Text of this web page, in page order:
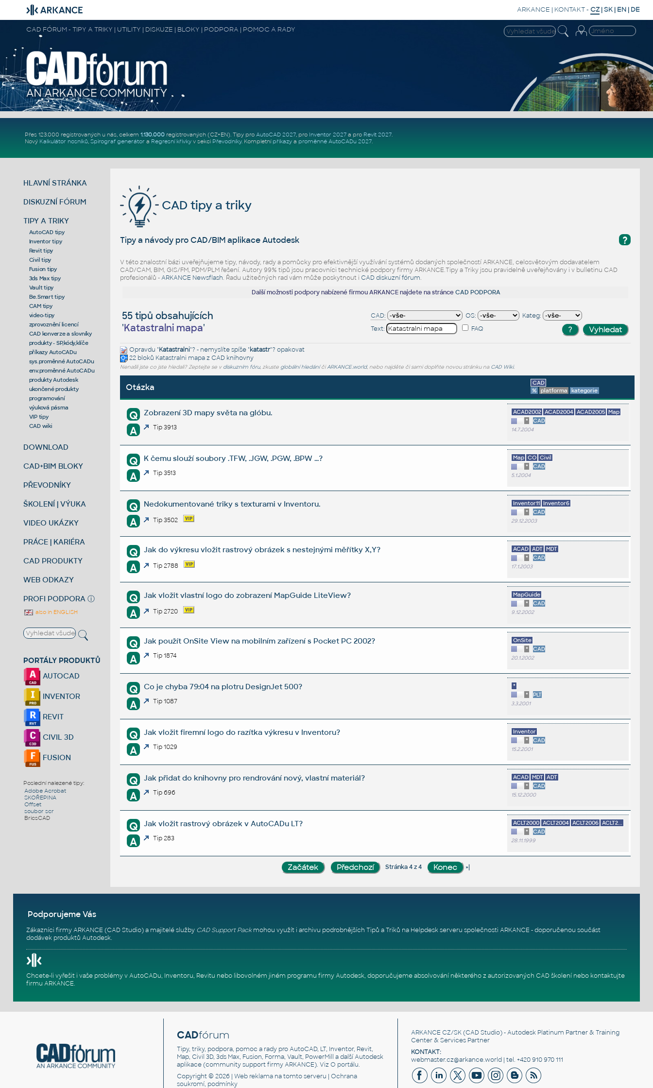
ARKANCE | KONTAKT- CZ |SK | EN | DE
CAD FÓRUM - TIPY A TRIKY | UTILITY | DISKUZE | BLOKY | PODPORA | POMOC A RADY
Přes 123.000 registrovaných u nás, celkem 1.130.000registrovaných (CZ+EN). Tipy pro AutoCAD 2027, pro Inventor 2027a pro Revit 2027.
Nový Kalkulátor nosníků, Spirograf generátor a Regresní křivkyv sekci Převodníky. Kompletní příkazya proměnné AutoCADu 2027.
HLAVNÍ STRÁNKA
DISKUZNÍ FÓRUM
TIPY A TRIKY
AutoCAD tipy
Inventor tipy
Revit tipy
Civil tipy
Fusion tipy
3ds Max tipy
Vault tipy
Be.Smart tipy
CAM tipy
video-tipy
zprovoznění licencí
CAD konverze a slovníky
produkty - SP,kódy,klíče
příkazy AutoCADu
sys.proměnné AutoCADu
env.proměnné AutoCADu
produkty Autodesk
ukončené produkty
programování
výuková pásma
VIP tipy
CAD wiki
DOWNLOAD
CAD+BIM BLOKY
PŘEVODNÍKY
ŠKOLENÍ | VÝUKA
VIDEO UKÁZKY
PRÁCE | KARIÉRA
CAD PRODUKTY
WEB ODKAZY
PROFI PODPORA ⓘ
also in ENGLISH
PORTÁLY PRODUKTŮ
AUTOCAD
INVENTOR
REVIT
CIVIL 3D
FUSION
Poslední nalezené tipy:
Adobe Acrobat
SKOŘEPINA
Offset
soubor scr
BricsCAD
CAD tipy a triky
?
Tipy a návody pro CAD/BIM aplikace Autodesk
V této znalostní bázi uveřejňujeme tipy, návody, rady a pomůcky pro efektivnější využívání systémů dodaných společností ARKANCE, celosvětovým dodavatelem
CAD/CAM, BIM, GIS/FM, PDM/PLM řešení. Autory 99% tipů jsou pracovníci technické podpory firmy ARKANCE.Tipy a Triky jsou pravidelně uveřejňovány i v bulletinu CAD
profesionálů -ARKANCE Newsflash. Řadu užitečných rad vám může poskytnout i CAD diskuzní fórum.
Další možnosti podpory nabízené firmou ARKANCE najdete na stránceCAD PODPORA
55 tipů obsahujících
'Katastralni mapa'
CAD: OS:
Kateg:
Text:
FAQ
Opravdu "Katastralni"? - nemyslíte spíše "katastr"? opakovat
22 bloků Katastralni mapaz CAD knihovny
Nenašli jste co jste hledali? Zeptejte se v diskuzním fóru, zkuste globální hledáníčiARKANCE.world, nebo najděte či sami doplňte novou stránku na CAD Wiki.
Otázka
CAD
%
platforma kategorie
Q Zobrazení 3D mapy světa na glóbu.
A Tip 3913
ACAD2002 ACAD2004 ACAD2005 Map
*
CAD
14.7.2004
Q K čemu slouží soubory .TFW, .JGW, .PGW, .BPW ...?
A Tip 3513
Map CO Civil
*
CAD
5.1.2004
Q Nedokumentované triky s texturami v Inventoru.
A Tip 3502
Inventor11 Inventor6
*
CAD
29.12.2003
Q Jak do výkresu vložit rastrový obrázek s nestejnými měřítky X,Y?
A Tip 2788
ACAD ADT MDT
*
CAD
17.1.2003
Q Jak vložit vlastní logo do zobrazení MapGuide LiteView?
A Tip 2720
MapGuide
*
CAD
9.12.2002
Q Jak použít OnSite View na mobilním zařízení s Pocket PC 2002?
A Tip 1874
OnSite
*
CAD
20.1.2002
Q Co je chyba 79:04 na plotru DesignJet 500?
A Tip 1087
*
*
PLT
3.3.2001
Q Jak vložit firemní logo do razítka výkresu v Inventoru?
A Tip 1029
Inventor
*
CAD
15.2.2001
Q Jak přidat do knihovny pro rendrování nový, vlastní materiál?
A Tip 696
ACAD MDT ADT
*
CAD
15.12.2000
Q Jak vložit rastrový obrázek v AutoCADu LT?
A Tip 283
ACLT2000 ACLT2004 ACLT2006 ACLT2...
*
CAD
28.11.1999
Stránka 4 z 4 »|
Podporujeme Vás
Zákazníci firmy ARKANCE (CAD Studio) a majitelé služby CAD Support Packmohou využít i archivu podrobnějších Tipů a Triků na Helpdesk serveru společnosti ARKANCE - doporučenou součást
dodávek produktů Autodesk.
Chcete-li vyřešit i vaše problémy v AutoCADu, Inventoru, Revitu nebo libovolném jiném programu firmy Autodesk, doporučujeme absolvování některého z autorizovaných CAD školenínebo kontaktujte
firmu ARKANCE.
CADfórum
Tipy, triky, podpora, pomoc a rady pro AutoCAD, LT, Inventor, Revit,
Map, Civil 3D, 3ds Max, Fusion, Forma, Vault, PowerMill a další Autodesk
aplikace (community support firmy ARKANCE). Viz O portálu.
Copyright © 2026 | Web reklamana tomto serveru | Ochrana
soukromí, podmínky
ARKANCE CZ/SK(CAD Studio) - Autodesk Platinum Partner & Training
Center & Services Partner
KONTAKT:
webmaster.cz@arkance.world | tel. +420 910 970 111